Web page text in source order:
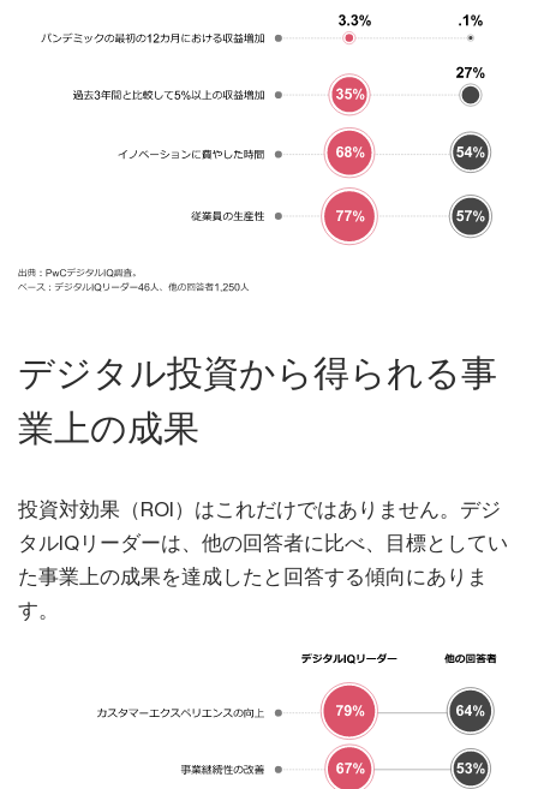
デジタル投資から得られる事
業上の成果
投資対効果（ROI）はこれだけではありません。デジ
タルIQリーダーは、他の回答者に比べ、目標としてい
た事業上の成果を達成したと回答する傾向にありま
す。